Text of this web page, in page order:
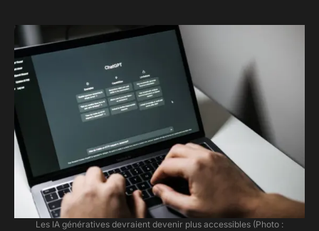
Les IA génératives devraient devenir plus accessibles (Photo :